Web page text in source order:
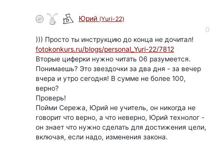
Юрий (Yuri-22)
0
))) Просто ты инструкцию до конца не дочитал!
fotokonkurs.ru/blogs/personal_Yuri-22/7812
Вторые циферки нужно читать 06 разумеется.
Понимаешь? Это звездочки за два дня - за вечер
вчера и утро сегодня! В сумме не более 100,
верно?
Проверь!
Пойми Сережа, Юрий не учитель, он никогда не
говорит что верно, а что неверно, Юрий технолог -
он знает что нужно сделать для достижения цели,
включая, если надо, изменения закона.